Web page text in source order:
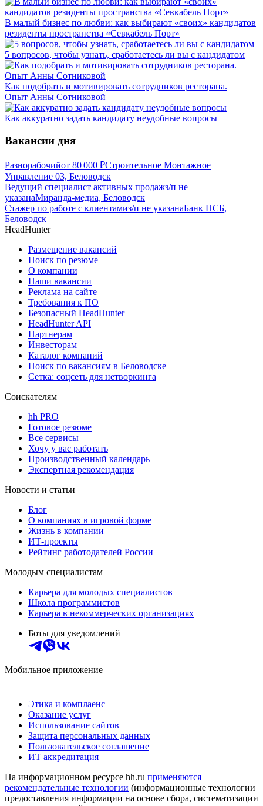
В малый бизнес по любви: как выбирают «своих» кандидатов
резиденты пространства «Севкабель Порт»
5 вопросов, чтобы узнать, сработаетесь ли вы с кандидатом
Как подобрать и мотивировать сотрудников ресторана.
Опыт Анны Сотниковой
Как аккуратно задать кандидату неудобные вопросы
Вакансии дня
Разнорабочийот 80 000 ₽Строительное Монтажное
Управление 03, Беловодск
Ведущий специалист активных продажз/п не
указанаМиранда-медиа, Беловодск
Стажер по работе с клиентамиз/п не указанаБанк ПСБ,
Беловодск
HeadHunter
Размещение вакансий
Поиск по резюме
О компании
Наши вакансии
Реклама на сайте
Требования к ПО
Безопасный HeadHunter
HeadHunter API
Партнерам
Инвесторам
Каталог компаний
Поиск по вакансиям в Беловодске
Сетка: соцсеть для нетворкинга
Соискателям
hh PRO
Готовое резюме
Все сервисы
Хочу у вас работать
Производственный календарь
Экспертная рекомендация
Новости и статьи
Блог
О компаниях в игровой форме
Жизнь в компании
ИТ-проекты
Рейтинг работодателей России
Молодым специалистам
Карьера для молодых специалистов
Школа программистов
Карьера в некоммерческих организациях
Боты для уведомлений
Мобильное приложение
Этика и комплаенс
Оказание услуг
Использование сайтов
Защита персональных данных
Пользовательское соглашение
ИТ аккредитация
На информационном ресурсе hh.ru применяются
рекомендательные технологии (информационные технологии
предоставления информации на основе сбора, систематизации